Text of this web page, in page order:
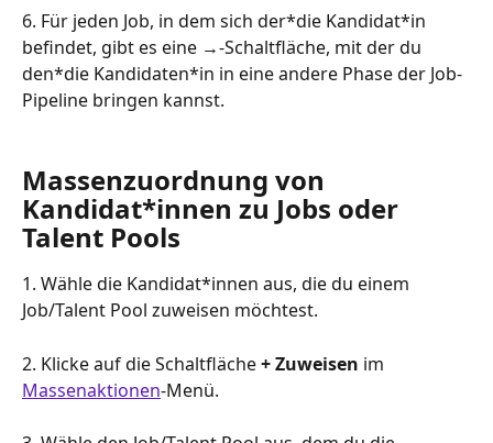
6. Für jeden Job, in dem sich der*die Kandidat*in
befindet, gibt es eine →-Schaltfläche, mit der du
den*die Kandidaten*in in eine andere Phase der Job-
Pipeline bringen kannst.
Massenzuordnung von
Kandidat*innen zu Jobs oder
Talent Pools
1. Wähle die Kandidat*innen aus, die du einem
Job/Talent Pool zuweisen möchtest.
2. Klicke auf die Schaltfläche + Zuweisen im
Massenaktionen-Menü.